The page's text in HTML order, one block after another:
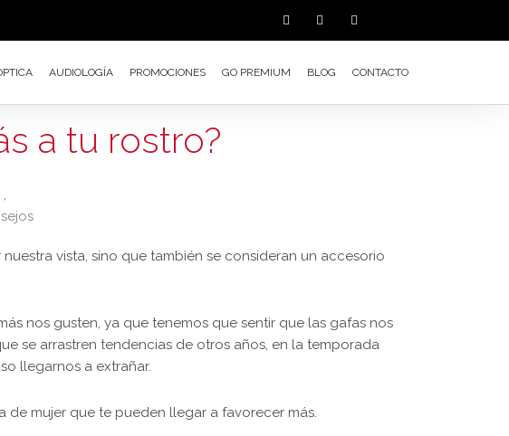
a
o
w
e
n
g
AUDIOLOGÍA PROMOCIONES GO PREMIUM BLOG CONTACTO
a tu rostro?
,
vista, sino que también se consideran un accesorio
nos gusten, ya que tenemos que sentir que las gafas nos
se arrastren tendencias de otros años, en la temporada
llegarnos a extrañar.
de mujer que te pueden llegar a favorecer más.